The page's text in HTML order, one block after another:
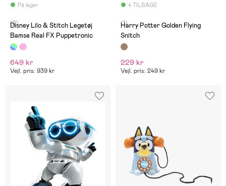
På lager
(2)
Disney Lilo & Stitch Legetøj
Bamse Real FX Puppetronic
649 kr
Vejl. pris: 939 kr
4 TILBAGE
(1)
Harry Potter Golden Flying
Snitch
229 kr
Vejl. pris: 249 kr